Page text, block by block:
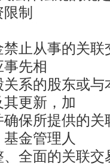
制
止从事的关联
先相
系的股东或与
更新，加
保所提供的关
金管理人
全面的关联交